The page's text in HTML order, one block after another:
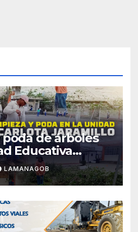
de árboles
Educativa
LAMANAGOB